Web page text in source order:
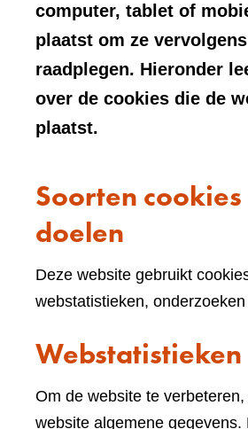
computer, tablet of
plaatst om ze
raadplegen. Hieronder
over de cookies die de
plaatst.
Soorten cookies
doelen
Deze website gebruikt
webstatistieken,
Webstatistieken
Om de website te
website algemene gegevens.